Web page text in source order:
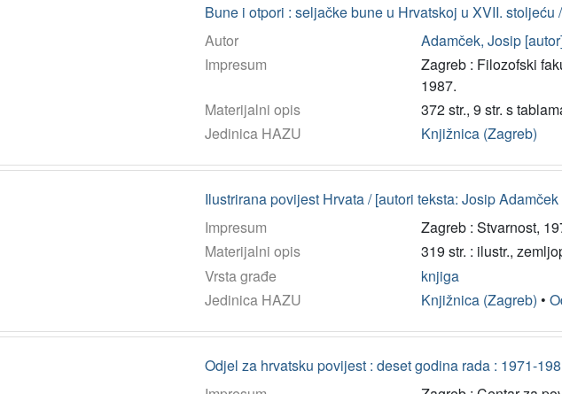
Bune i otpori : seljačke bune u Hrvatskoj u XVII. stoljeću
Autor
Adamček, Josip
Impresum
Zagreb : Filozofski
1987.
Materijalni opis
372 str., 9 str. s
Jedinica HAZU
Knjižnica (Zagreb)
Ilustrirana povijest Hrvata / [autori teksta: Josip
Impresum
Zagreb : Stvarnost,
Materijalni opis
319 str. : ilustr.,
Vrsta građe
knjiga
Jedinica HAZU
Knjižnica (Zagreb) •
Odjel za hrvatsku povijest : deset godina rada : 1971-